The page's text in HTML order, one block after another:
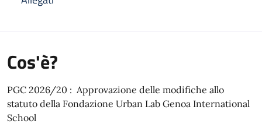
Cos'è?
PGC 2026/20 : Approvazione delle modifiche allo
statuto della Fondazione Urban Lab Genoa International
School